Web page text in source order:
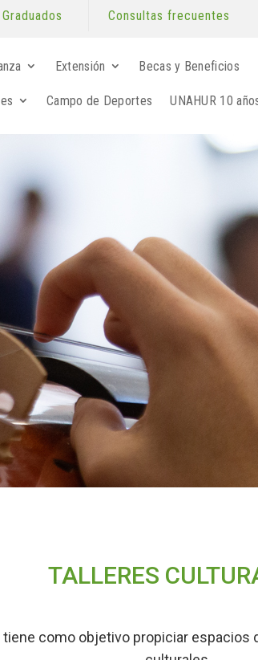
Graduados Consultas frecuentes
Extensión Becas y Beneficios
Campo de Deportes UNAHUR 10
TALLERES
tiene como objetivo propiciar